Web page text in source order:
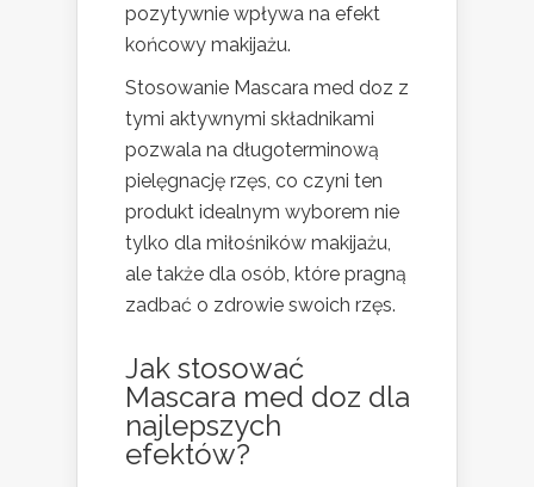
pozytywnie wpływa na efekt
końcowy makijażu.
Stosowanie Mascara med doz z
tymi aktywnymi składnikami
pozwala na długoterminową
pielęgnację rzęs, co czyni ten
produkt idealnym wyborem nie
tylko dla miłośników makijażu,
ale także dla osób, które pragną
zadbać o zdrowie swoich rzęs.
Jak stosować
Mascara med doz dla
najlepszych
efektów?